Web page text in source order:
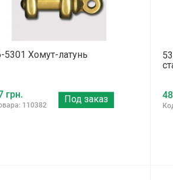
5301 Хомут-латунь
грн.
110382
Под заказ